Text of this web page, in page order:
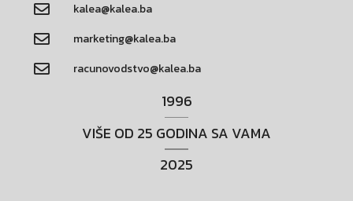
kalea@kalea.ba
marketing@kalea.ba
racunovodstvo@kalea.ba
1996
VIŠE OD 25 GODINA SA VAMA
2025